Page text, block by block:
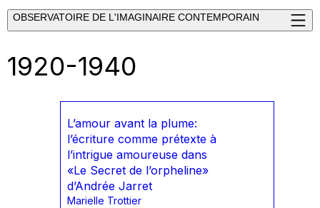
OBSERVATOIRE DE L'IMAGINAIRE CONTEMPORAIN
1920-1940
L’amour avant la plume:
l’écriture comme prétexte à
l’intrigue amoureuse dans
«Le Secret de l’orpheline»
d’Andrée Jarret
Marielle Trottier